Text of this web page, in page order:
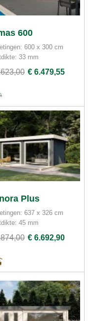
600
600 x 300 cm
33 mm
€ 6.479,55
Plus
637 x 326 cm
45 mm
€ 6.692,90